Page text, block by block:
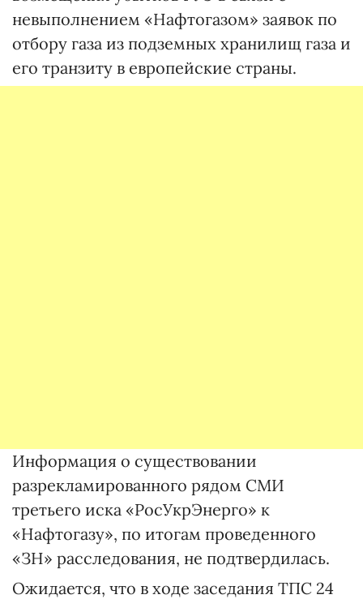
невыполнением «Нафтогазом» заявок по
отбору газа из подземных хранилищ газа и
его транзиту в европейские страны.
Информация о существовании
разрекламированного рядом СМИ
третьего иска «РосУкрЭнерго» к
«Нафтогазу», по итогам проведенного
«ЗН» расследования, не подтвердилась.
Ожидается, что в ходе заседания ТПС 24